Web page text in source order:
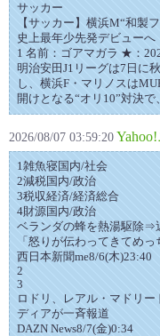
サッカー
【サッカー】横浜M“和製
史上最年少先発デビューへ
1 名前：ゴアマガラ ★：
明治安田J1リーグは7日に
し、横浜F・マリノスは
開けとなる“オリ10”対決
2026/08/07 03:59:20
1雑魚寝国内/社会
2減税国内/政治
3税収経済/経済総合
4財源国内/政治
ベランダの蜂を熱湯駆除
「怒りが伝わってきてめ
西日本新聞me8/6(木)23:40
2
3
ロドリ、レアル・マドリ
ディアが一斉報道
DAZN News8/7(金)0:34